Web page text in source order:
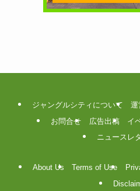
ジャングルシティについて 運
お問合せ
広告出稿
イ
ニュースレ
About Us Terms of Use